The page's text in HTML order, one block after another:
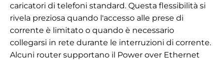
caricatori di telefoni standard. Questa flessibilità si
rivela preziosa quando l'accesso alle prese di
corrente è limitato o quando è necessario
collegarsi in rete durante le interruzioni di corrente.
Alcuni router supportano il Power over Ethernet